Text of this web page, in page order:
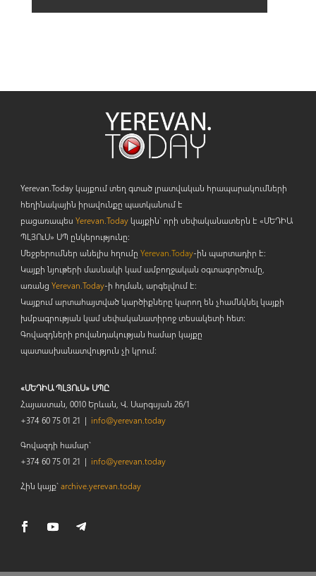
Yerevan.Today կայքում տեղ գտած լրատվական հրապարակումների
հեղինակային իրավունքը պատկանում է
բացառապես Yerevan.Todayկայքին` որի սեփականատերն է «ՄԵԴԻԱ
ՊԼՅՈւՍ» ՍՊ ընկերությունը։
Մեջբերումներ անելիս հղումը Yerevan.Today-ին պարտադիր է:
Կայքի նյութերի մասնակի կամ ամբողջական օգտագործումը,
առանց Yerevan.Today-ի հղման, արգելվում է:
Կայքում արտահայտված կարծիքները կարող են չհամնկնել կայքի
խմբագրության կամ սեփականատիրոջ տեսակետի հետ:
Գովազդների բովանդակության համար կայքը
պատասխանատվություն չի կրում:
«ՄԵԴԻԱ ՊԼՅՈւՍ» ՍՊԸ
Հայաստան, 0010 Երևան, Վ. Սարգսյան 26/1
+374 60 75 01 21 | info@yerevan.today
Գովազդի համար`
+374 60 75 01 21 | info@yerevan.today
Հին կայք`archive.yerevan.today